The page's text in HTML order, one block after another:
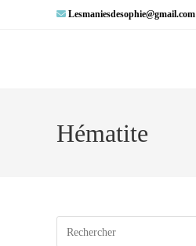
Lesmaniesdesophie@gmail.com
Hématite